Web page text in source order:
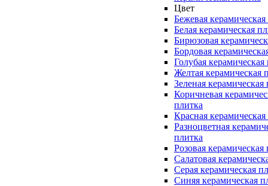
Цвет
Бежевая
Белая керамическая
Бирюзовая
Бордовая
Голубая керамическая
Желтая керамическая
Зеленая керамическая
Коричневая
плитка
Красная
Разноцветная
плитка
Розовая керамическая
Салатовая
Серая керамическая
Синяя керамическая